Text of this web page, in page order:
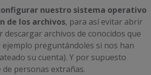
nuestro sistema operativo
de los archivos, para así evitar abrir
descargar archivos de conocidos que
preguntándoles si nos han
su cuenta). Y por supuesto
personas extrañas.